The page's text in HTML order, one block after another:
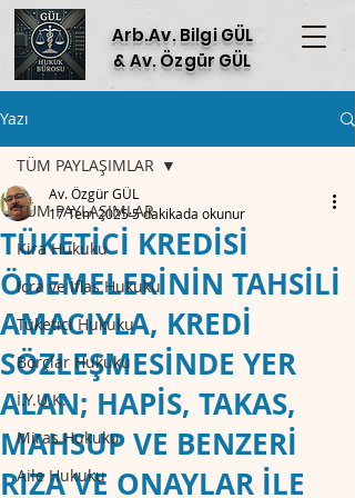
Arb.Av. Bilgi GÜL
& Av. Özgür GÜL
Yazı
TÜM PAYLAŞIMLAR
Kira Hukuku
İcra ve İflas Hukuku
Tüketici Hukuku
Borçlar Hukuku
İ.Y.U.K.
Miras Hukuku
Aile Hukuku
TÜM PAYLAŞIMLAR
TÜKETİCİ KREDİSİ
ÖDEMELERİNİN TAHSİLİ
AMACIYLA, KREDİ
SÖZLEŞMESİNDE YER
ALAN; HAPİS, TAKAS,
MAHSUP VE BENZERİ
RIZA VE ONAYLAR İLE
Av. Özgür GÜL
17 Tem 20255 dakikada okunur